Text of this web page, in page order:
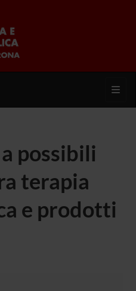
possibili
terapia
e prodotti